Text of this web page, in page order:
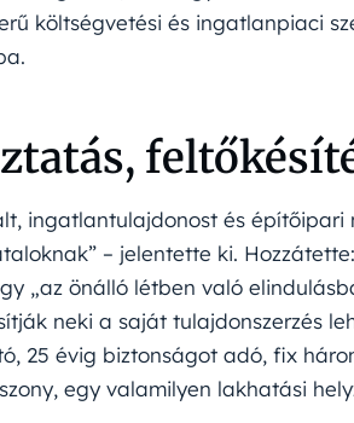
költségvetési és ingatlanpiaci
ingatlantulajdonost és
– jelentette ki.
„az önálló létben való
neki a saját tulajdonszerzés
25 évig biztonságot adó, fix
egy valamilyen lakhatási